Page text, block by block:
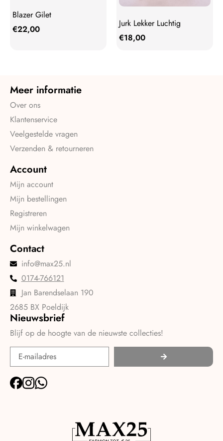
Blazer Gilet
€22,00
Jurk Lekker Luchtig
€18,00
Meer informatie
Over ons
Klantenservice
Veelgestelde vragen
Verzenden & retourneren
Account
Mijn account
Mijn bestellingen
Registreren
Mijn winkelwagen
Contact
info@max25.nl
0174-766121
Jan Barendselaan 190
2685 BX Poeldijk
Nieuwsbrief
Blijf op de hoogte van de nieuwste collecties!